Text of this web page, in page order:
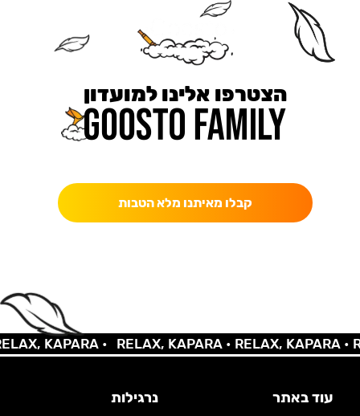
הצטרפו אלינו למועדון
קבלו מאיתנו מלא הטבות
KAPARA • RELAX, KAPARA •RELAX, KAPARA •
עוד באתר נרגילות